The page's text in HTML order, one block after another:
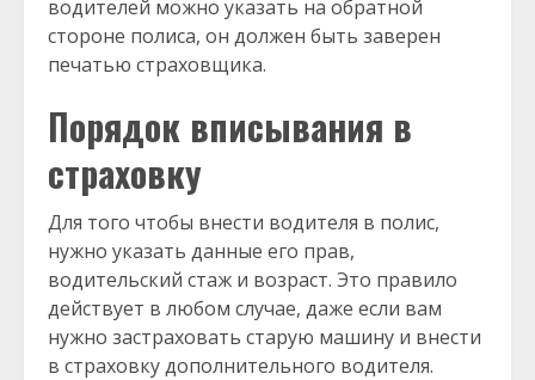
водителей можно указать на обратной
стороне полиса, он должен быть заверен
печатью страховщика.
Порядок вписывания в
страховку
Для того чтобы внести водителя в полис,
нужно указать данные его прав,
водительский стаж и возраст. Это правило
действует в любом случае, даже если вам
нужно застраховать старую машину и внести
в страховку дополнительного водителя.